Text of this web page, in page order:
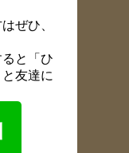
ぜひ、
と「ひ
友達に